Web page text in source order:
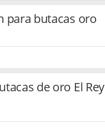
para butacas oro
de oro El Rey